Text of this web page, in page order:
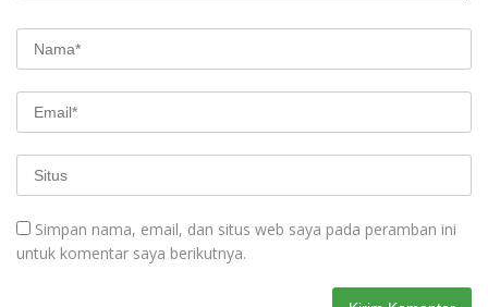
Simpan nama, email, dan situs web saya pada peramban ini
untuk komentar saya berikutnya.